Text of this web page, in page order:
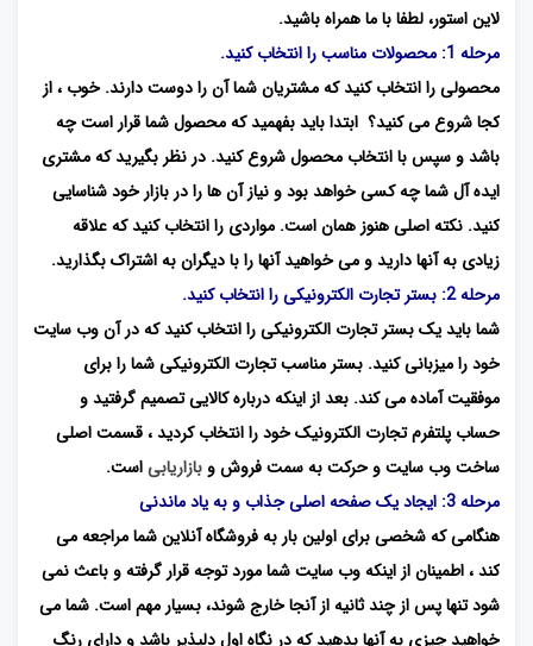
لاین استور، لطفا با ما همراه باشید.
مرحله 1: محصولات مناسب را انتخاب کنید.
محصولی را انتخاب کنید که مشتریان شما آن را دوست دارند. خوب ، از
کجا شروع می کنید؟ ابتدا باید بفهمید که محصول شما قرار است چه
باشد و سپس با انتخاب محصول شروع کنید. در نظر بگیرید که مشتری
ایده آل شما چه کسی خواهد بود و نیاز آن ها را در بازار خود شناسایی
کنید. نکته اصلی هنوز همان است. مواردی را انتخاب کنید که علاقه
زیادی به آنها دارید و می خواهید آنها را با دیگران به اشتراک بگذارید.
مرحله 2: بستر تجارت الکترونیکی را انتخاب کنید.
شما باید یک بستر تجارت الکترونیکی را انتخاب کنید که در آن وب سایت
خود را میزبانی کنید. بستر مناسب تجارت الکترونیکی شما را برای
موفقیت آماده می کند. بعد از اینکه درباره کالایی تصمیم گرفتید و
حساب پلتفرم تجارت الکترونیک خود را انتخاب کردید ، قسمت اصلی
ساخت وب سایت و حرکت به سمت فروش و بازاریابیاست.
مرحله 3: ایجاد یک صفحه اصلی جذاب و به یاد ماندنی
هنگامی که شخصی برای اولین بار به فروشگاه آنلاین شما مراجعه می
کند ، اطمینان از اینکه وب سایت شما مورد توجه قرار گرفته و باعث نمی
شود تنها پس از چند ثانیه از آنجا خارج شوند، بسیار مهم است. شما می
خواهید چیزی به آنها بدهید که در نگاه اول دلپذیر باشد و دارای رنگ